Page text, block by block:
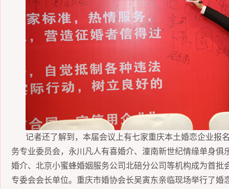
记者还了解到，本届会议上有七家重庆本土婚恋企业报
务专业委员会，永川凡人有喜婚介、 潼南新世纪情缘单身俱
婚介、 北京小蜜蜂婚姻服务公司北碚分公司等机构成为首批
专委会会长单位。重庆市婚协会长吴寅东亲临现场举行了婚